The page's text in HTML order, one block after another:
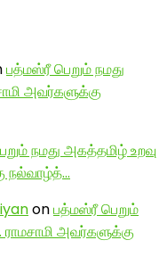
பத்மஸ்ரீ பெறும் நமது
அவர்களுக்கு
நமது அகத்தமிழ் உறவு
நல்வாழ்த்…
onபத்மஸ்ரீ பெறும்
அவர்களுக்கு